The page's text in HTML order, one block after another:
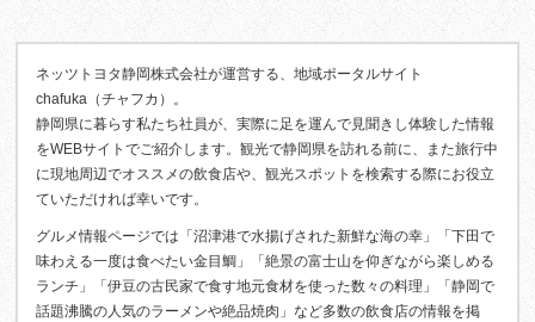
ネッツトヨタ静岡株式会社が運営する、地域ポータルサイト
chafuka（チャフカ）。
静岡県に暮らす私たち社員が、実際に足を運んで見聞きし体験した情報
をWEBサイトでご紹介します。観光で静岡県を訪れる前に、また旅行中
に現地周辺でオススメの飲食店や、観光スポットを検索する際にお役立
ていただければ幸いです。
グルメ情報ページでは「沼津港で水揚げされた新鮮な海の幸」「下田で
味わえる一度は食べたい金目鯛」「絶景の富士山を仰ぎながら楽しめる
ランチ」「伊豆の古民家で食す地元食材を使った数々の料理」「静岡で
話題沸騰の人気のラーメンや絶品焼肉」など多数の飲食店の情報を掲